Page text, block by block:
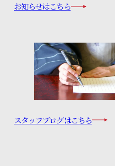
お知らせはこちら
スタッフブログはこちら